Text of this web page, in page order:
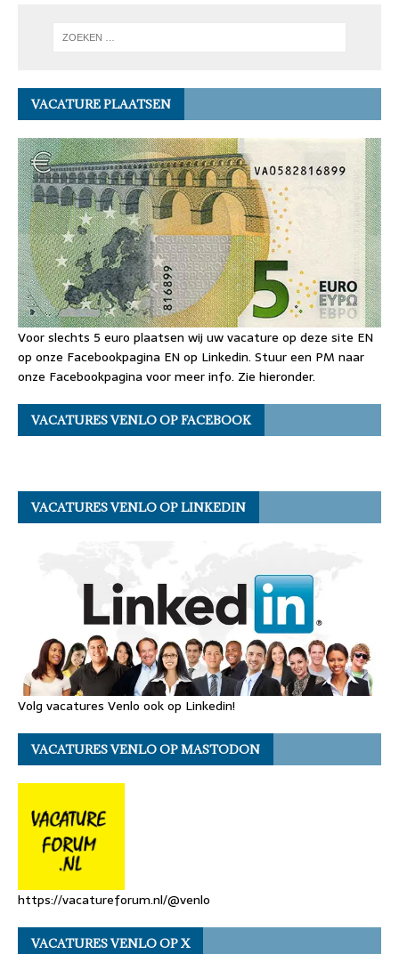
VACATURE PLAATSEN
Voor slechts 5 euro plaatsen wij uw vacature op deze site EN
op onze Facebookpagina EN op Linkedin. Stuur een PM naar
onze Facebookpagina voor meer info. Zie hieronder.
VACATURES VENLO OP FACEBOOK
VACATURES VENLO OP LINKEDIN
Volg vacatures Venlo ook op Linkedin!
VACATURES VENLO OP MASTODON
https://vacatureforum.nl/@venlo
VACATURES VENLO OP X